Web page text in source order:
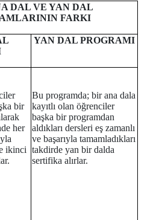
DAL VE YAN DAL
FARKI
YAN DAL PROGRAMI
bir
her
ikinci
Bu programda; bir ana dala
kayıtlı olan öğrenciler
başka bir programdan
aldıkları dersleri eş zamanlı
ve başarıyla tamamladıkları
takdirde yan bir dalda
sertifika alırlar.